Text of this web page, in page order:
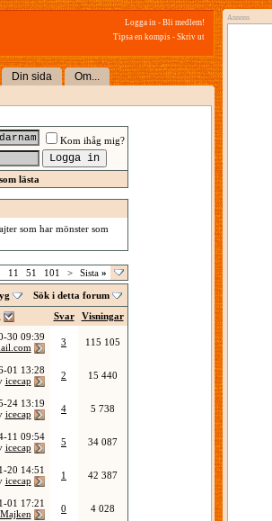
Logga in - Bli medlem!
Tipsa en kompis - Skriv ut
Din sida Om...
Kom ihåg mig?
lästa
som har mönster som
11 51 101 > Sista »
Sök i detta forum
Svar
Visningar
30 09:39
3 115 105
01 13:28
icecap 2 15 440
24 13:19
icecap 4 5 738
11 09:54
icecap 5 34 087
20 14:51
icecap 1 42 387
01 17:21
Majken 0 4 028
Annons